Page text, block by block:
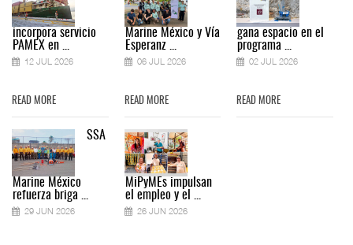
incorpora servicio
PAMEX en ...
12 JUL 2026
READ MORE
SSA
Marine México
refuerza briga ...
29 JUN 2026
Marine México y Vía
Esperanz ...
06 JUL 2026
READ MORE
MiPyMEs impulsan
el empleo y el ...
26 JUN 2026
gana espacio en el
programa ...
02 JUL 2026
READ MORE